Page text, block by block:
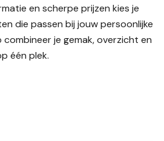
en scherpe prijzen kies je
die passen bij jouw persoonlijke
je gemak, overzicht en
één plek.